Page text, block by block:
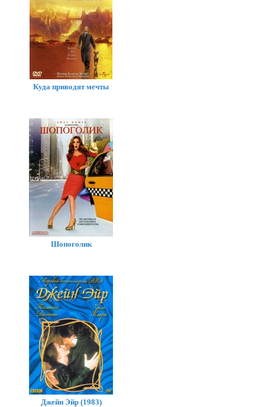
Куда приводят мечты
Шопоголик
Джейн Эйр (1983)